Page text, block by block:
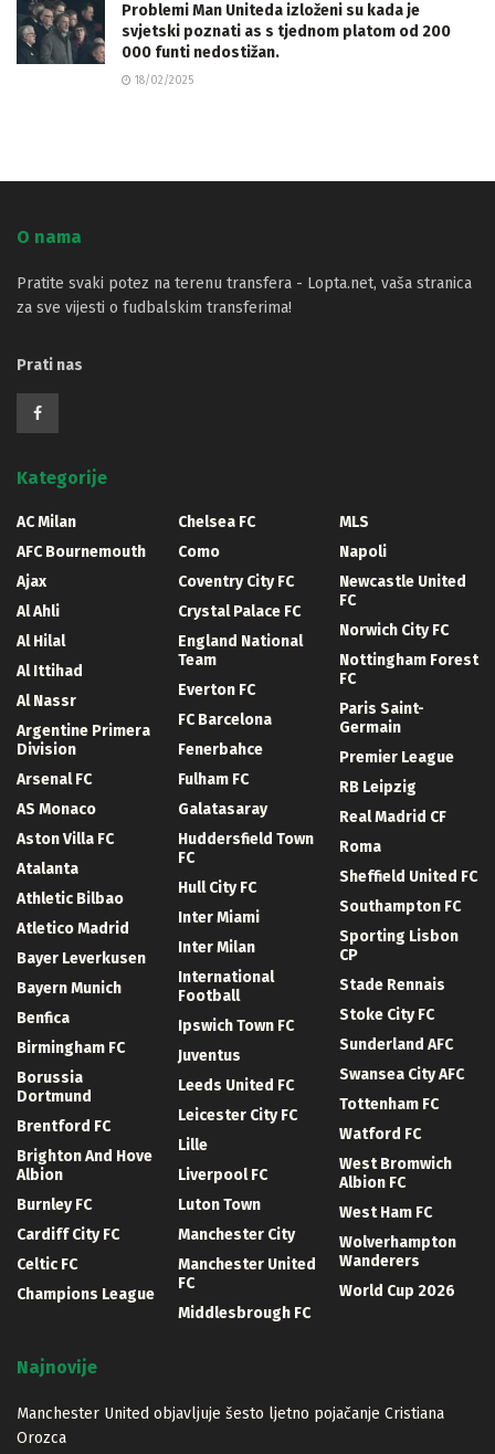
Problemi Man Uniteda izloženi su kada je
svjetski poznati as s tjednom platom od 200
000 funti nedostižan.
18/02/2025
O nama
Pratite svaki potez na terenu transfera - Lopta.net, vaša stranica
za sve vijesti o fudbalskim transferima!
Prati nas
Kategorije
AC Milan
AFC Bournemouth
Ajax
Al Ahli
Al Hilal
Al Ittihad
Al Nassr
Argentine Primera
Division
Arsenal FC
AS Monaco
Aston Villa FC
Atalanta
Athletic Bilbao
Atletico Madrid
Bayer Leverkusen
Bayern Munich
Benfica
Birmingham FC
Borussia
Dortmund
Brentford FC
Brighton And Hove
Albion
Burnley FC
Cardiff City FC
Celtic FC
Champions League
Chelsea FC
Como
Coventry City FC
Crystal Palace FC
England National
Team
Everton FC
FC Barcelona
Fenerbahce
Fulham FC
Galatasaray
Huddersfield Town
FC
Hull City FC
Inter Miami
Inter Milan
International
Football
Ipswich Town FC
Juventus
Leeds United FC
Leicester City FC
Lille
Liverpool FC
Luton Town
Manchester City
Manchester United
FC
Middlesbrough FC
MLS
Napoli
Newcastle United
FC
Norwich City FC
Nottingham Forest
FC
Paris Saint-
Germain
Premier League
RB Leipzig
Real Madrid CF
Roma
Sheffield United FC
Southampton FC
Sporting Lisbon
CP
Stade Rennais
Stoke City FC
Sunderland AFC
Swansea City AFC
Tottenham FC
Watford FC
West Bromwich
Albion FC
West Ham FC
Wolverhampton
Wanderers
World Cup 2026
Najnovije
Manchester United objavljuje šesto ljetno pojačanje Cristiana
Orozca